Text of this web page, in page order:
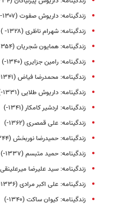
زندگینامه: داریوش صفوت (۱۳۰۷- ۱۳۹۲)
زندگینامه: شهرام ناظری (۱۳۲۸- )
زندگینامه: همایون شجریان (۱۳۵۴-)
زندگینامه: رامین جزایری (۱۳۴۰-)
زندگینامه: محمدرضا فیاض (۱۳۴۱-)
زندگینامه: داریوش طلایی (۱۳۳۱-)
زندگینامه: اردشیر کامکار (۱۳۴۱-)
زندگینامه: علی قمصری (۱۳۶۲-)
زندگینامه‌: حمیدرضا نوربخش (۱۳۴۴-)
زندگینامه: حمید متبسم (۱۳۳۷-)
زندگینامه: سید علیرضا میرعلینقی
زندگینامه: علی اکبر مرادی (۱۳۳۶-)
زندگینامه: کیوان ساکت (۱۳۴۰-)